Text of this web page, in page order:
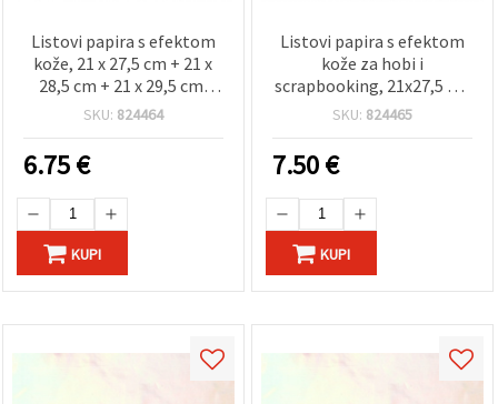
Listovi papira s efektom
kože, 21 x 27,5 cm + 21 x
28,5 cm + 21 x 29,5 cm,
debljina 0,55 mm – set od
SKU: 824464
6.75€
KUPI
Listovi papira s efektom
kože za hobi i
scrapbooking, 21x27,5 cm
+ 21x28,5 cm + 21x29,5
SKU: 824465
7.50€
KUPI